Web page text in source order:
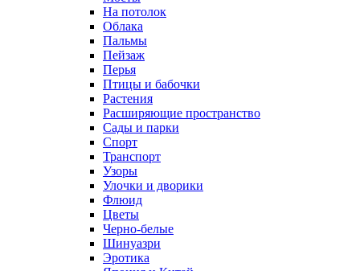
На потолок
Облака
Пальмы
Пейзаж
Перья
Птицы и бабочки
Растения
Расширяющие пространство
Сады и парки
Спорт
Транспорт
Узоры
Улочки и дворики
Флюид
Цветы
Черно-белые
Шинуазри
Эротика